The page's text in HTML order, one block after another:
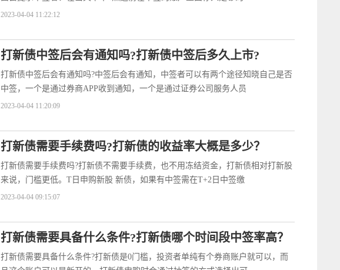
2023-04-04 11:22:12
打新债中签后会有通知吗?打新债中签后多久上市?
打新债中签后会有通知吗?中签后会有通知，中签者可以有两个途径知晓自己是否
中签，一个是通过券商APP收到通知，一个是通过证券公司服务人员
2023-04-04 11:20:09
打新债需要手续费吗?打新债的收益率大概是多少？
打新债需要手续费吗?打新债不需要手续费，也不用冻结资金，打新债相对打新股
来说，门槛更低。T日申购新股 新债，如果有中签需在T+2日中签缴
2023-04-04 09:15:07
打新债需要具备什么条件?打新债哪个时间段中签率高？
打新债需要具备什么条件?打新债是0门槛，投资者单纯有个券商账户就可以，而